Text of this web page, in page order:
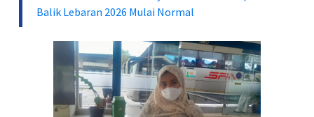
Balik Lebaran 2026 Mulai Normal